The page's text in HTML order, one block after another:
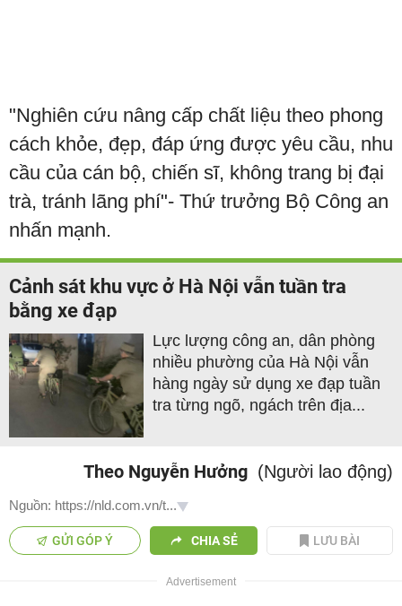
"Nghiên cứu nâng cấp chất liệu theo phong
cách khỏe, đẹp, đáp ứng được yêu cầu, nhu
cầu của cán bộ, chiến sĩ, không trang bị đại
trà, tránh lãng phí"- Thứ trưởng Bộ Công an
nhấn mạnh.
Cảnh sát khu vực ở Hà Nội vẫn tuần tra
bằng xe đạp
Lực lượng công an, dân phòng
nhiều phường của Hà Nội vẫn
hàng ngày sử dụng xe đạp tuần
tra từng ngõ, ngách trên địa...
Theo Nguyễn Hưởng (Người lao động)
Nguồn: https://nld.com.vn/t...
GỬI GÓP Ý CHIA SẺ LƯU BÀI